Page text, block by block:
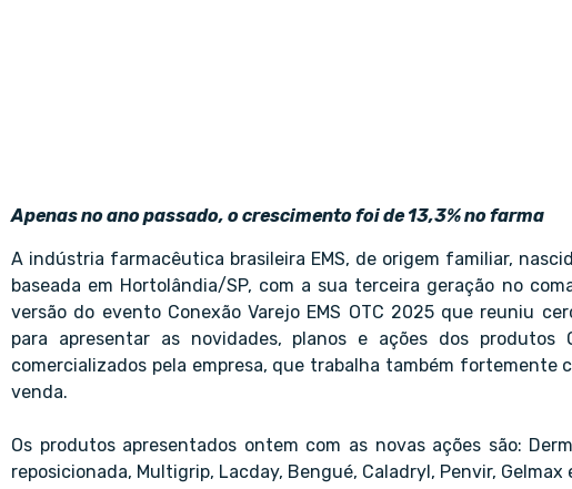
Apenas no ano passado, o crescimento foi de 13,3% no farma
A indústria farmacêutica brasileira EMS, de origem familiar,
baseada em Hortolândia/SP, com a sua terceira geração no
versão do evento Conexão Varejo EMS OTC 2025 que reuniu
para apresentar as novidades, planos e ações dos produtos
comercializados pela empresa, que trabalha também fortemente
venda.
Os produtos apresentados ontem com as novas ações são:
reposicionada, Multigrip, Lacday, Bengué, Caladryl, Penvir, Gelmax